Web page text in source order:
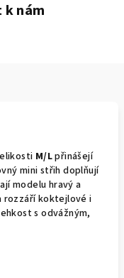
k nám
M/Lpřinášejí
mini střih doplňují
modelu hravý a
rozzáří koktejlové i
s odvážným,